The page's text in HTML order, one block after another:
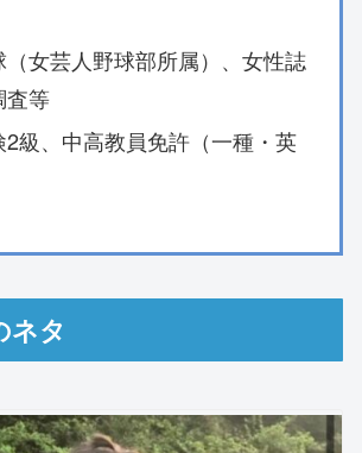
（女芸人野球部所属）、女性誌
査等
2級、中高教員免許（一種・英
ネタ